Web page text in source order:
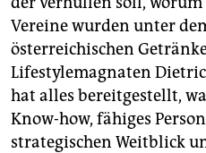
Vereine wurden unter
österreichischen
Lifestylemagnaten
hat alles bereitgestellt,
Know-how, fähiges
strategischen Weitblick